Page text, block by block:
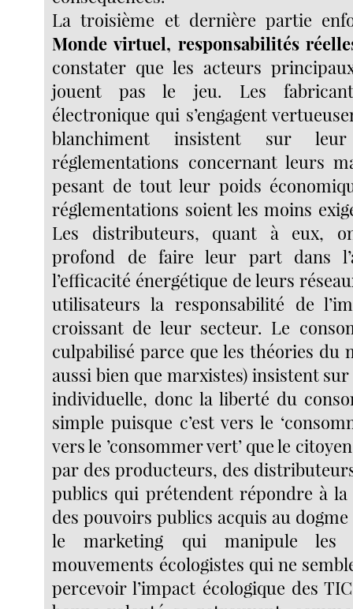
La troisième et dernière partie
Monde virtuel, responsabilités
constater que les acteurs
jouent pas le jeu. Les
électronique qui s’engagent
blanchiment insistent sur
réglementations concernant leurs
pesant de tout leur poids
réglementations soient les moins
Les distributeurs, quant à eux,
profond de faire leur part dans
l’efficacité énergétique de leurs
utilisateurs la responsabilité de
croissant de leur secteur. Le
culpabilisé parce que les théories du
aussi bien que marxistes) insistent
individuelle, donc la liberté du
simple puisque c’est vers le
vers le ’consommer vert’ que le
par des producteurs, des
publics qui prétendent répondre à la
des pouvoirs publics acquis au
le marketing qui manipule
mouvements écologistes qui ne
percevoir l’impact écologique des